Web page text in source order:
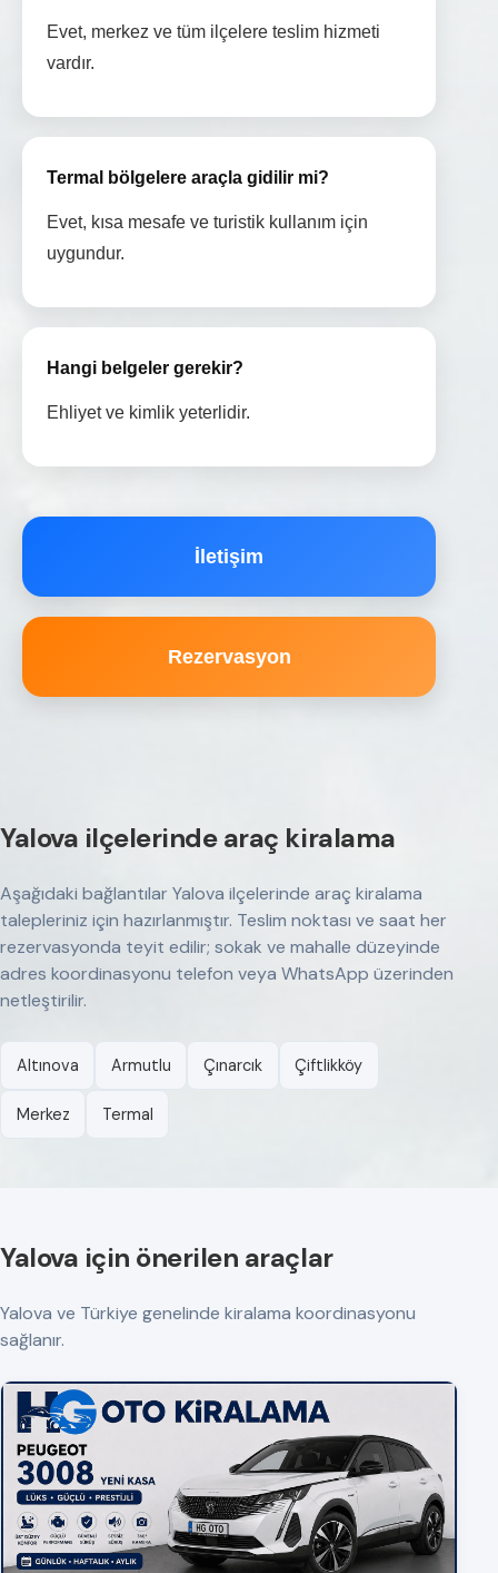
Evet, merkez ve tüm ilçelere teslim hizmeti
vardır.
Termal bölgelere araçla gidilir mi?
Evet, kısa mesafe ve turistik kullanım için
uygundur.
Hangi belgeler gerekir?
Ehliyet ve kimlik yeterlidir.
İletişim
Rezervasyon
Yalova ilçelerinde araç kiralama
Aşağıdaki bağlantılar Yalova ilçelerinde araç kiralama
talepleriniz için hazırlanmıştır. Teslim noktası ve saat her
rezervasyonda teyit edilir; sokak ve mahalle düzeyinde
adres koordinasyonu telefon veya WhatsApp üzerinden
netleştirilir.
Altınova Armutlu Çınarcık Çiftlikköy
Merkez Termal
Yalova için önerilen araçlar
Yalova ve Türkiye genelinde kiralama koordinasyonu
sağlanır.